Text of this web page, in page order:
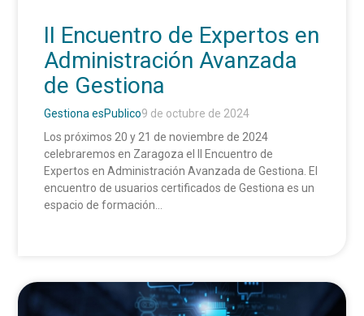
II Encuentro de Expertos en
Administración Avanzada
de Gestiona
Gestiona esPublico9 de octubre de 2024
Los próximos 20 y 21 de noviembre de 2024
celebraremos en Zaragoza el II Encuentro de
Expertos en Administración Avanzada de Gestiona. El
encuentro de usuarios certificados de Gestiona es un
espacio de formación...